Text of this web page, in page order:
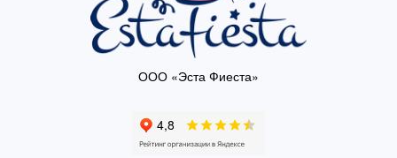
ООО «Эста Фиеста»